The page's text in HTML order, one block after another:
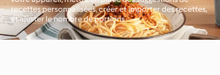
Occasions spéciales et
saisons
Autour du monde avec
Cookidoo®
recettes personnalisées, créer et importer des recettes,
et ajuster le nombre de portions